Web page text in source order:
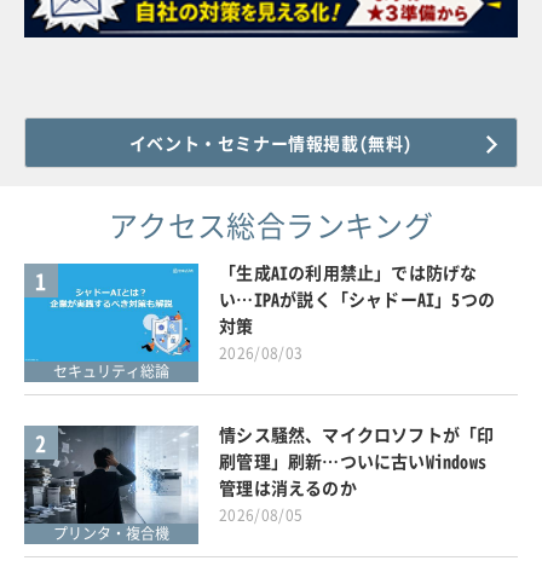
イベント・セミナー情報掲載(無料)
アクセス総合ランキング
1
セキュリティ総論
「生成AIの利用禁止」では防げな
い…IPAが説く「シャドーAI」5つの
対策
2026/08/03
2
プリンタ・複合機
情シス騒然、マイクロソフトが「印
刷管理」刷新…ついに古いWindows
管理は消えるのか
2026/08/05